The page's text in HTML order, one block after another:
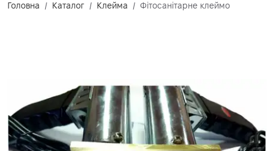
Головна Каталог Клейма Фітосанітарне клеймо